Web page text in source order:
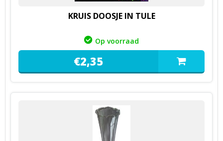
KRUIS DOOSJE IN TULE
Op voorraad
€2,35